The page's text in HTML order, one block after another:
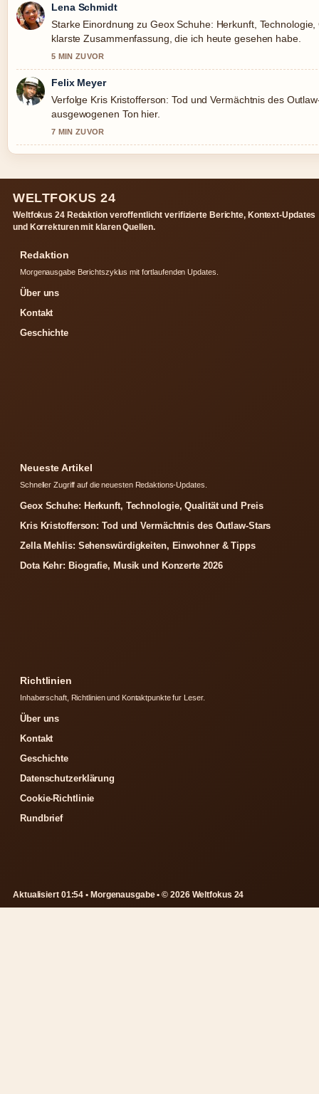
Lena Schmidt
Starke Einordnung zu Geox Schuhe: Herkunft,
klarste Zusammenfassung, die ich heute gesehen habe.
5 MIN ZUVOR
Felix Meyer
Verfolge Kris Kristofferson: Tod und Vermächtnis des
ausgewogenen Ton hier.
7 MIN ZUVOR
WELTFOKUS 24
Weltfokus 24 Redaktion veroffentlicht verifizierte Berichte, Kontext-Updates
und Korrekturen mit klaren Quellen.
Redaktion
Morgenausgabe Berichtszyklus mit fortlaufenden Updates.
Über uns
Kontakt
Geschichte
Neueste Artikel
Schneller Zugriff auf die neuesten Redaktions-Updates.
Geox Schuhe: Herkunft, Technologie, Qualität und Preis
Kris Kristofferson: Tod und Vermächtnis des Outlaw-Stars
Zella Mehlis: Sehenswürdigkeiten, Einwohner & Tipps
Dota Kehr: Biografie, Musik und Konzerte 2026
Richtlinien
Inhaberschaft, Richtlinien und Kontaktpunkte fur Leser.
Über uns
Kontakt
Geschichte
Datenschutzerklärung
Cookie-Richtlinie
Rundbrief
Aktualisiert 01:54 • Morgenausgabe • © 2026 Weltfokus 24